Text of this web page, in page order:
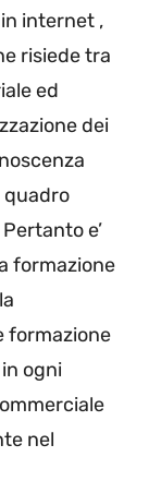
internet ,
risiede tra
ed
dei
quadro
e’
formazione
formazione
ogni
nel